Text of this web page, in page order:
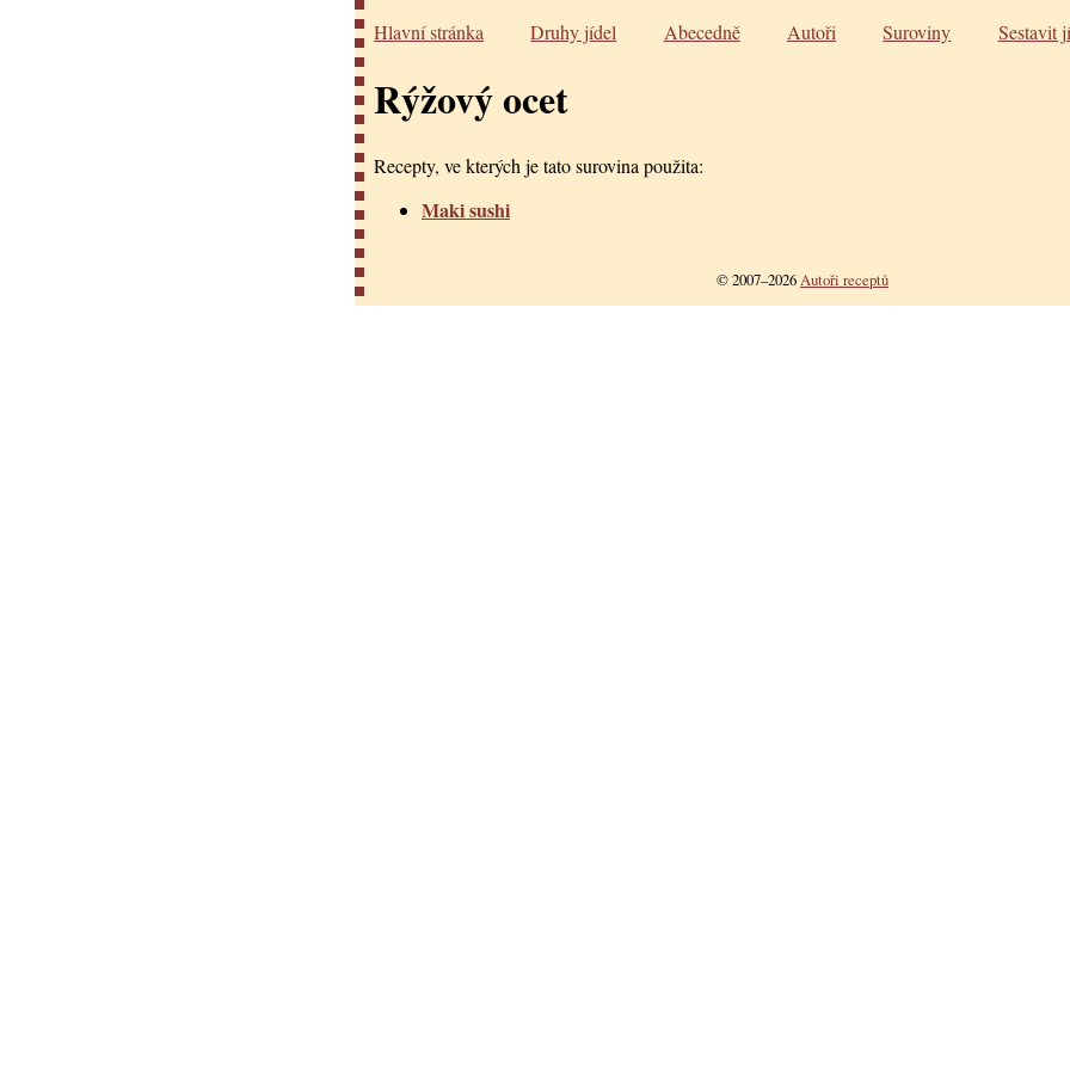
Hlavní stránka Druhy jídel Abecedně Autoři Suroviny Sestavit
Rýžový ocet
Recepty, ve kterých je tato surovina použita:
Maki sushi
© 2007–2026Autoři receptů